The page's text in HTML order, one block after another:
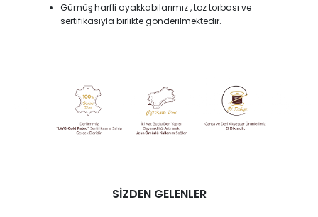
Gümüş harfli ayakkabılarımız , toz torbası ve
sertifikasıyla birlikte gönderilmektedir.
SİZDEN GELENLER